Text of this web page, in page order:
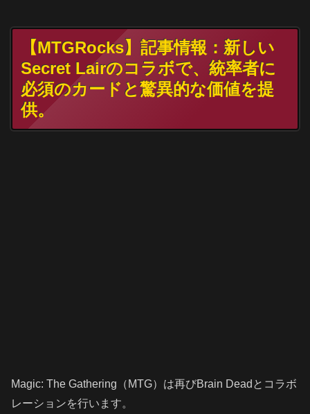
【MTGRocks】記事情報：新しい
Secret Lairのコラボで、統率者に
必須のカードと驚異的な価値を提
供。
Magic: The Gathering（MTG）は再びBrain Deadとコラボ
レーションを行います。